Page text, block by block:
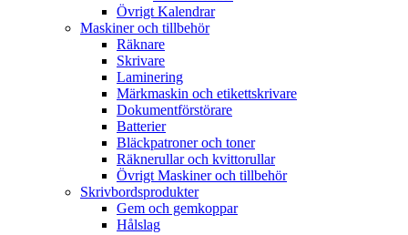
Övrigt Kalendrar
Maskiner och tillbehör
Räknare
Skrivare
Laminering
Märkmaskin och etikettskrivare
Dokumentförstörare
Batterier
Bläckpatroner och toner
Räknerullar och kvittorullar
Övrigt Maskiner och tillbehör
Skrivbordsprodukter
Gem och gemkoppar
Hålslag